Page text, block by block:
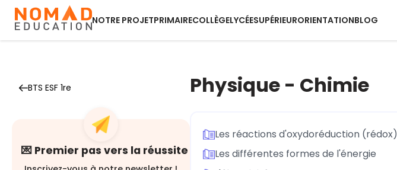
NOTRE PROJETPRIMAIRECOLLÈGELYCÉESUPÉRIEURORIENTATIONBLOG
BTS ESF 1re
💌 Premier pas vers la réussite
Physique - Chimie
Les réactions d'oxydoréduction (rédox)
Les différentes formes de l'énergie